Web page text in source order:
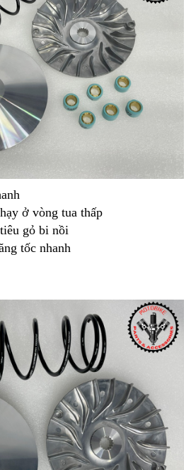
ở vòng tua thấp
gỏ bi nồi
tốc nhanh